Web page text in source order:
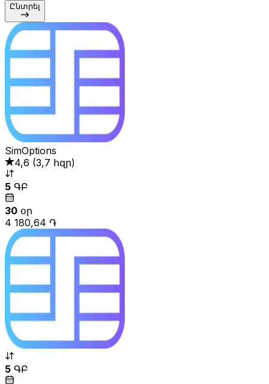
Ընտրել
SimOptions
4,6 (3,7 հզր)
5 ԳԲ
30 օր
4 180,64 ֏
5 ԳԲ